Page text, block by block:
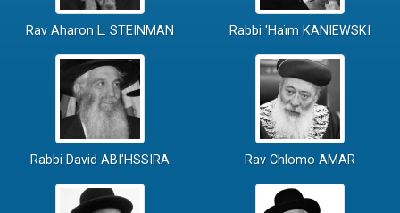
Rav Aharon L. STEINMAN Rabbi 'Haïm KANIEWSKI
Rabbi David ABI'HSSIRA Rav Chlomo AMAR